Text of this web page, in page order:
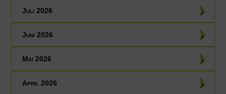
Juli 2026
Juni 2026
Mai 2026
April 2026